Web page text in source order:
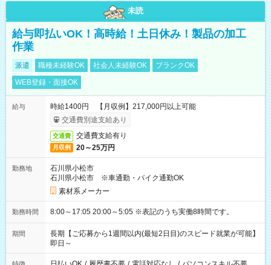
未読
給与即払いOK！高時給！土日休み！製品の加工
作業
派遣 職種未経験OK 社会人未経験OK
ブランクOK
WEB登録・面接OK
給与
時給1400円 【月収例】217,000円以上可能
交通費別途支給あり
交通費 交通費支給有り
月収例 20～25万円
勤務地
石川県小松市
石川県小松市 ※車通勤・バイク通勤OK
素材系メーカー
勤務時間 8:00～17:05 20:00～5:05 ※表記のうち実働8時間です。
期間
長期【ご応募から1週間以内(最短2日目)のスピード就業が可能】
即日～